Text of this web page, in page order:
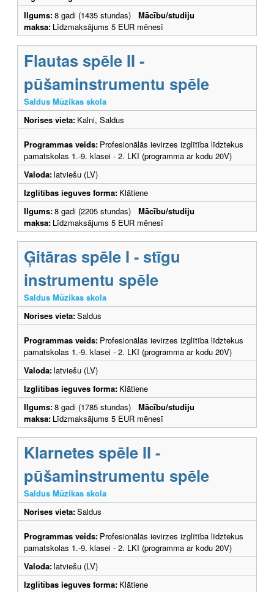
Ilgums:8 gadi (1435 stundas) Mācību/studiju
maksa: Līdzmaksājums 5 EUR mēnesī
Flautas spēle II -
pūšaminstrumentu spēle
Saldus Mūzikas skola
Norises vieta: Kalni, Saldus
Programmas veids: Profesionālās ievirzes izglītība līdztekus
pamatskolas 1.-9. klasei - 2. LKI (programma ar kodu 20V)
Valoda:latviešu (LV)
Izglītības ieguves forma: Klātiene
Ilgums:8 gadi (2205 stundas) Mācību/studiju
maksa: Līdzmaksājums 5 EUR mēnesī
Ģitāras spēle I - stīgu
instrumentu spēle
Saldus Mūzikas skola
Norises vieta:Saldus
Programmas veids: Profesionālās ievirzes izglītība līdztekus
pamatskolas 1.-9. klasei - 2. LKI (programma ar kodu 20V)
Valoda:latviešu (LV)
Izglītības ieguves forma: Klātiene
Ilgums:8 gadi (1785 stundas) Mācību/studiju
maksa: Līdzmaksājums 5 EUR mēnesī
Klarnetes spēle II -
pūšaminstrumentu spēle
Saldus Mūzikas skola
Norises vieta:Saldus
Programmas veids: Profesionālās ievirzes izglītība līdztekus
pamatskolas 1.-9. klasei - 2. LKI (programma ar kodu 20V)
Valoda:latviešu (LV)
Izglītības ieguves forma: Klātiene